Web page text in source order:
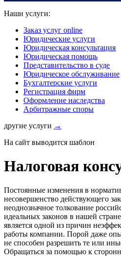
Наши услуги:
Заказ услуг online
Юридические услуги
Юридическая консультация
Юридическая помощь
Представительство в суде
Юридическое обслуживание
Бухгалтерские услуги
Регистрация фирм
Оформление наследства
Арбитражные споры
другие услуги →
На сайт выводится шаблон
Налоговая
Постоянные изменения в
несовершенство действующего
неоднозначное толкование
идеальных законов в нашей
является одной из причин
работы компании. Порой даже
не способен разрешить те или
Обращаться за помощью к